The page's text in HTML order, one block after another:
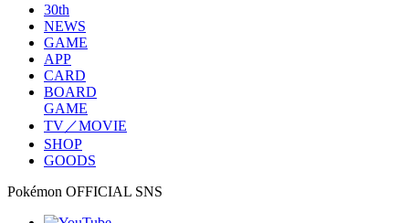
30th
NEWS
GAME
APP
CARD
BOARD
GAME
TV／MOVIE
SHOP
GOODS
Pokémon OFFICIAL SNS